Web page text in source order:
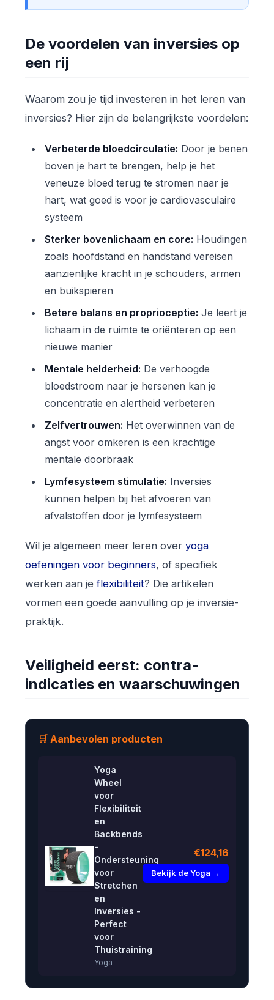
De voordelen van inversies op
een rij
Waarom zou je tijd investeren in het leren van
inversies? Hier zijn de belangrijkste voordelen:
Verbeterde bloedcirculatie: Door je benen
boven je hart te brengen, help je het
veneuze bloed terug te stromen naar je
hart, wat goed is voor je cardiovasculaire
systeem
Sterker bovenlichaam en core: Houdingen
zoals hoofdstand en handstand vereisen
aanzienlijke kracht in je schouders, armen
en buikspieren
Betere balans en proprioceptie: Je leert je
lichaam in de ruimte te oriënteren op een
nieuwe manier
Mentale helderheid: De verhoogde
bloedstroom naar je hersenen kan je
concentratie en alertheid verbeteren
Zelfvertrouwen: Het overwinnen van de
angst voor omkeren is een krachtige
mentale doorbraak
Lymfesysteem stimulatie: Inversies
kunnen helpen bij het afvoeren van
afvalstoffen door je lymfesysteem
Wil je algemeen meer leren over yoga
oefeningen voor beginners, of specifiek
werken aan jeflexibiliteit? Die artikelen
vormen een goede aanvulling op je inversie-
praktijk.
Veiligheid eerst: contra-
indicaties en waarschuwingen
🛒 Aanbevolen producten
Yoga
Wheel
voor
Flexibiliteit
en
Backbends
-
Ondersteuning
voor
Stretchen
en
Inversies -
Perfect
voor
Thuistraining
Yoga
€124,16
Bekijk de Yoga →